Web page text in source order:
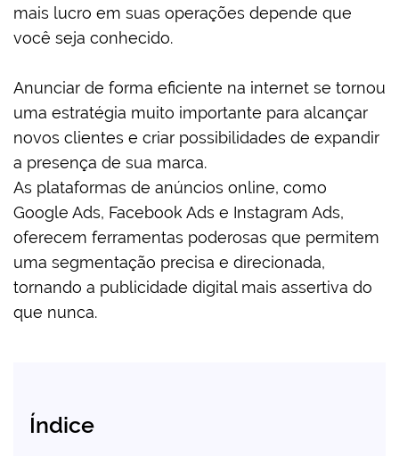
mais lucro em suas operações depende que
você seja conhecido.
Anunciar de forma eficiente na internet se tornou
uma estratégia muito importante para alcançar
novos clientes e criar possibilidades de expandir
a presença de sua marca.
As plataformas de anúncios online, como
Google Ads, Facebook Ads e Instagram Ads,
oferecem ferramentas poderosas que permitem
uma segmentação precisa e direcionada,
tornando a publicidade digital mais assertiva do
que nunca.
Índice